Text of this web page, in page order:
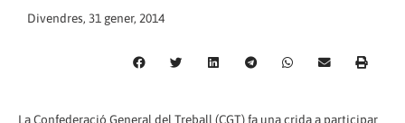
Divendres, 31 gener, 2014
La Confederació General del Treball (CGT) fa una crida a participar